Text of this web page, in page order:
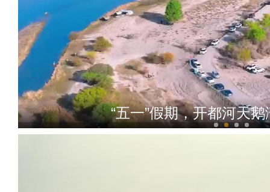
“五一”假期，开都河天